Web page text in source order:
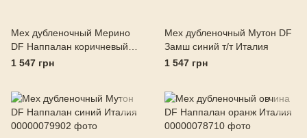
Мех дубленочный Мерино
DF Наппалан коричневый
Bruciato
1 547 грн
Мех дубленочный Мутон DF
Замш синий т/т Италия
1 547 грн